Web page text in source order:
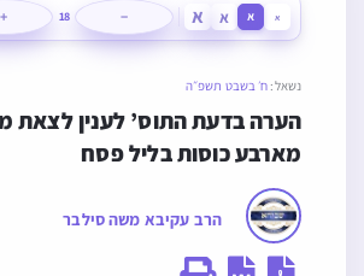
א א א א −
18
+
נשאל: ח׳ בשבט תשפ״ה
מארבע כוסות בליל פסח
הרב עקיבא משה סילבר